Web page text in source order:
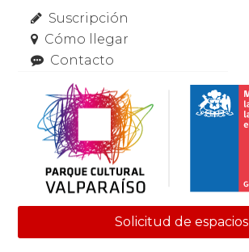
Suscripción
Cómo llegar
Contacto
Solicitud de espacios